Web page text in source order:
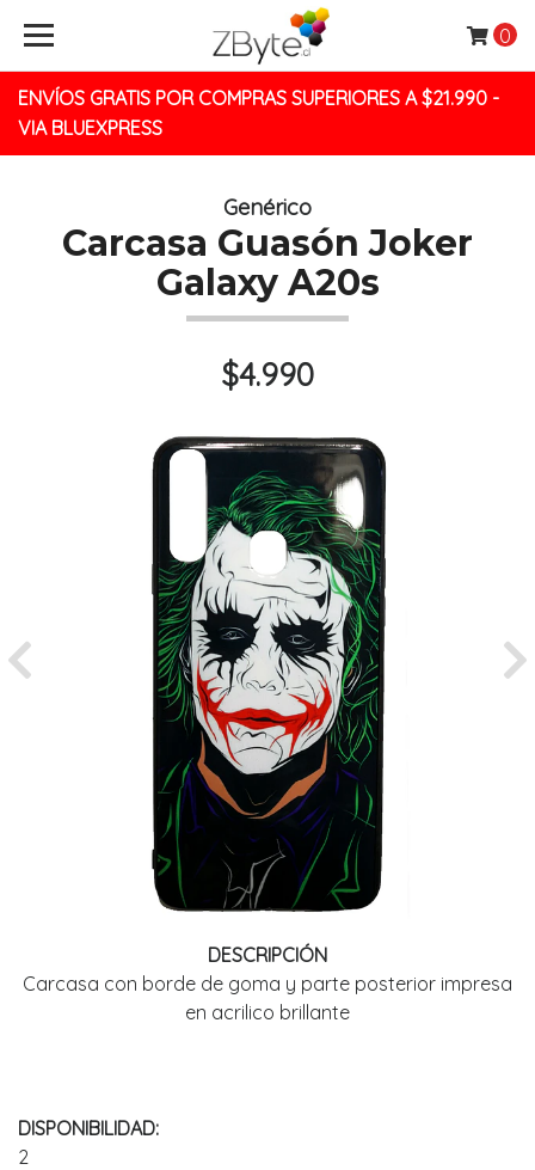
ENVÍOS GRATIS POR COMPRAS SUPERIORES A $21.990 -
VIA BLUEXPRESS
0
Genérico
Carcasa Guasón Joker
Galaxy A20s
$4.990
Previous
DESCRIPCIÓN
Carcasa con borde de goma y parte posterior impresa
en acrilico brillante
DISPONIBILIDAD:
2